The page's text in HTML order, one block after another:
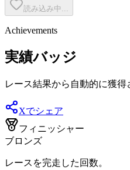
読み込み中...
Achievements
実績バッジ
レース結果から自動的に獲得
Xでシェア
フィニッシャー
ブロンズ
レースを完走した回数。